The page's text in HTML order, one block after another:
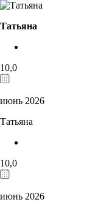
Татьяна
10,0
июнь 2026
Татьяна
10,0
июнь 2026